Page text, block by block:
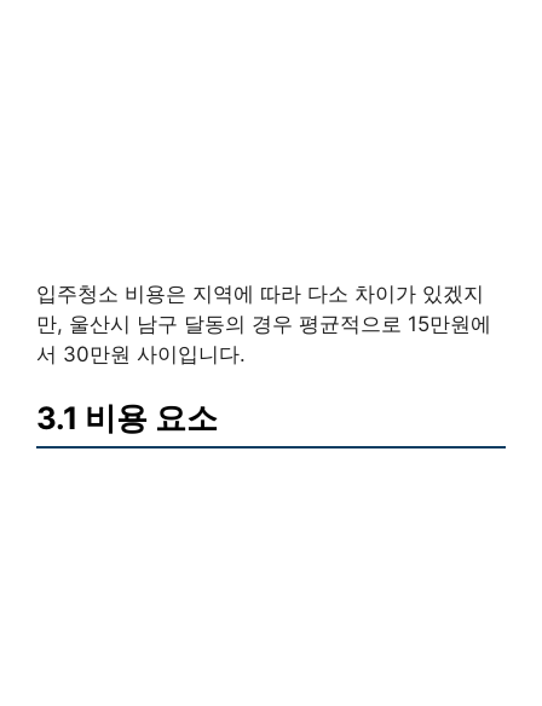
입주청소 비용은 지역에 따라 다소 차이가 있겠지
만, 울산시 남구 달동의 경우 평균적으로 15만원에
서 30만원 사이입니다.
3.1 비용 요소